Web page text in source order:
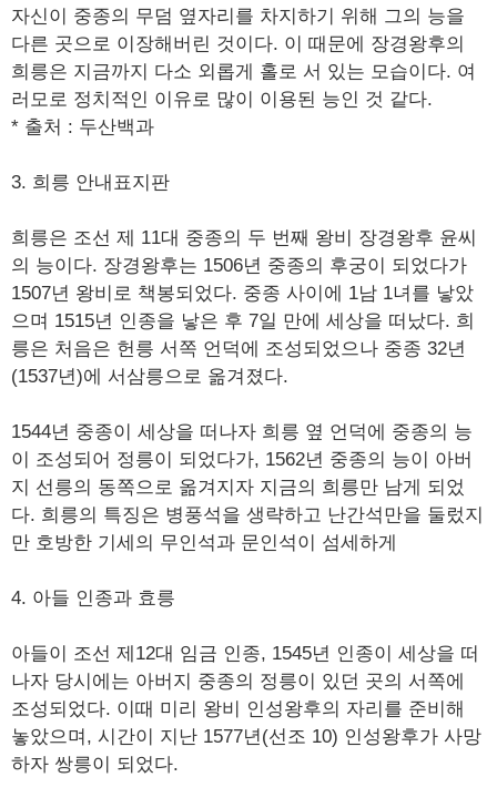
자신이 중종의 무덤 옆자리를 차지하기 위해 그의 능을
다른 곳으로 이장해버린 것이다. 이 때문에 장경왕후의
희릉은 지금까지 다소 외롭게 홀로 서 있는 모습이다. 여
러모로 정치적인 이유로 많이 이용된 능인 것 같다.
* 출처 : 두산백과
3. 희릉 안내표지판
희릉은 조선 제 11대 중종의 두 번째 왕비 장경왕후 윤씨
의 능이다. 장경왕후는 1506년 중종의 후궁이 되었다가
1507년 왕비로 책봉되었다. 중종 사이에 1남 1녀를 낳았
으며 1515년 인종을 낳은 후 7일 만에 세상을 떠났다. 희
릉은 처음은 헌릉 서쪽 언덕에 조성되었으나 중종 32년
(1537년)에 서삼릉으로 옮겨졌다.
1544년 중종이 세상을 떠나자 희릉 옆 언덕에 중종의 능
이 조성되어 정릉이 되었다가, 1562년 중종의 능이 아버
지 선릉의 동쪽으로 옮겨지자 지금의 희릉만 남게 되었
다. 희릉의 특징은 병풍석을 생략하고 난간석만을 둘렀지
만 호방한 기세의 무인석과 문인석이 섬세하게
4. 아들 인종과 효릉
아들이 조선 제12대 임금 인종, 1545년 인종이 세상을 떠
나자 당시에는 아버지 중종의 정릉이 있던 곳의 서쪽에
조성되었다. 이때 미리 왕비 인성왕후의 자리를 준비해
놓았으며, 시간이 지난 1577년(선조 10) 인성왕후가 사망
하자 쌍릉이 되었다.